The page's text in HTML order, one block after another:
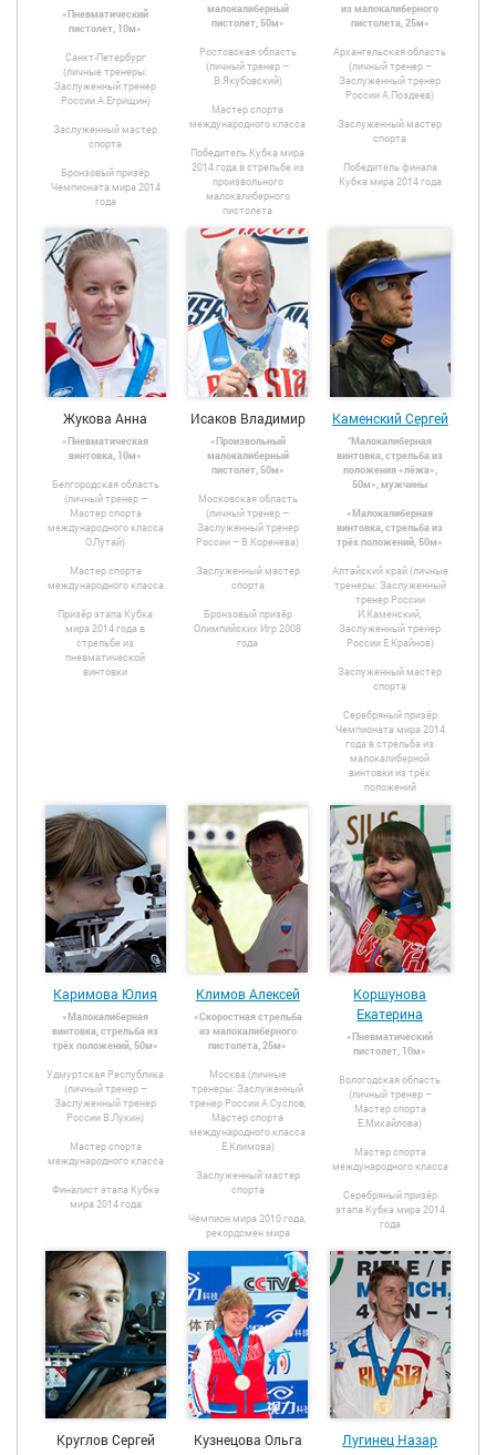
«Пневматический
пистолет, 10м»
Санкт-Петербург
(личные тренеры:
Заслуженный тренер
России А.Егрищин)
Заслуженный мастер
спорта
Бронзовый призёр
Чемпионата мира 2014
года
малокалиберный
пистолет, 50м»
Ростовская область
(личный тренер –
В.Якубовский)
Мастер спорта
международного класса
Победитель Кубка мира
2014 года в стрельбе из
произвольного
малокалиберного
пистолета
из малокалиберного
пистолета, 25м»
Архангельская область
(личный тренер –
Заслуженный тренер
России А.Поздеев)
Заслуженный мастер
спорта
Победитель финала
Кубка мира 2014 года
Жукова Анна
«Пневматическая
винтовка, 10м»
Белгородская область
(личный тренер –
Мастер спорта
международного класса
О.Лутай)
Мастер спорта
международного класса
Призёр этапа Кубка
мира 2014 года в
стрельбе из
пневматической
винтовки
Исаков Владимир
«Произвольный
малокалиберный
пистолет, 50м»
Московская область
(личный тренер –
Заслуженный тренер
России – В.Коренева)
Заслуженный мастер
спорта
Бронзовый призёр
Олимпийских Игр 2008
года
Каменский Сергей
“Малокалиберная
винтовка, стрельба из
положения «лёжа»,
50м», мужчины
«Малокалиберная
винтовка, стрельба из
трёх положений, 50м»
Алтайский край (личные
тренеры: Заслуженный
тренер России
И.Каменский,
Заслуженный тренер
России Е.Крайнов)
Заслуженный мастер
спорта
Серебряный призёр
Чемпионата мира 2014
года в стрельба из
малокалиберной
винтовки из трёх
положений
Каримова Юлия
«Малокалиберная
винтовка, стрельба из
трёх положений, 50м»
Удмуртская Республика
(личный тренер –
Заслуженный тренер
России В.Лукин)
Мастер спорта
международного класса
Финалист этапа Кубка
мира 2014 года
Климов Алексей
«Скоростная стрельба
из малокалиберного
пистолета, 25м»
Москва (личные
тренеры: Заслуженный
тренер России А.Суслов,
Мастер спорта
международного класса
Е.Климова)
Заслуженный мастер
спорта
Чемпион мира 2010 года,
рекордсмен мира
Коршунова
Екатерина
«Пневматический
пистолет, 10м»
Вологодская область
(личный тренер –
Мастер спорта
Е.Михайлова)
Мастер спорта
международного класса
Серебряный призёр
этапа Кубка мира 2014
года
Круглов Сергей Кузнецова Ольга Лугинец Назар